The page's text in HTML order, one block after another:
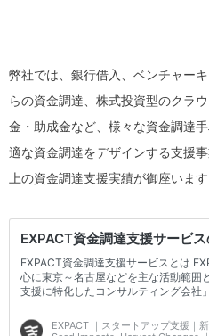
弊社では、銀行借入、ベンチャー
らの資金調達、株式投資型のクラ
金・助成金など、様々な資金調達
適な資金調達をデザインする支援
上の資金調達支援実績が御座います